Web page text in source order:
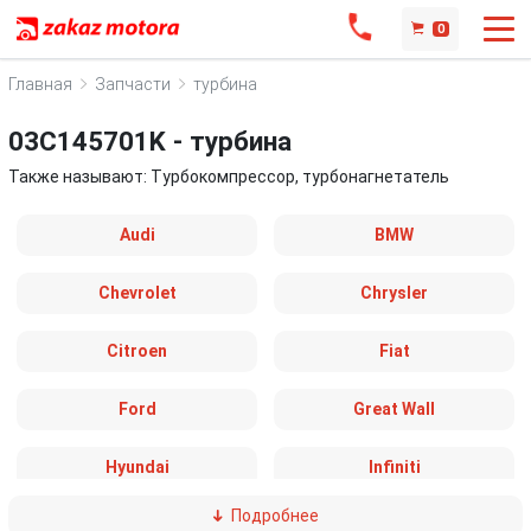
0
Главная Запчасти турбина
03C145701K - турбина
Также называют: Турбокомпрессор, турбонагнетатель
Audi BMW
Chevrolet Chrysler
Citroen Fiat
Ford Great Wall
Hyundai Infiniti
Подробнее